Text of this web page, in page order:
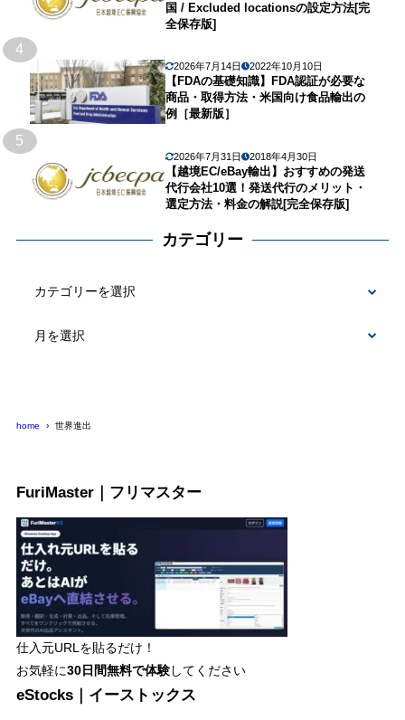
国 / Excluded locationsの設定方法[完
全保存版]
4
2026年7月14日 2022年10月10日
【FDAの基礎知識】FDA認証が必要な
商品・取得方法・米国向け食品輸出の
例［最新版］
5
2026年7月31日 2018年4月30日
【越境EC/eBay輸出】おすすめの発送
代行会社10選！発送代行のメリット・
選定方法・料金の解説[完全保存版]
カテゴリー
home 世界進出
FuriMaster｜フリマスター
仕入元URLを貼るだけ！
お気軽に30日間無料で体験してください
eStocks｜イーストックス